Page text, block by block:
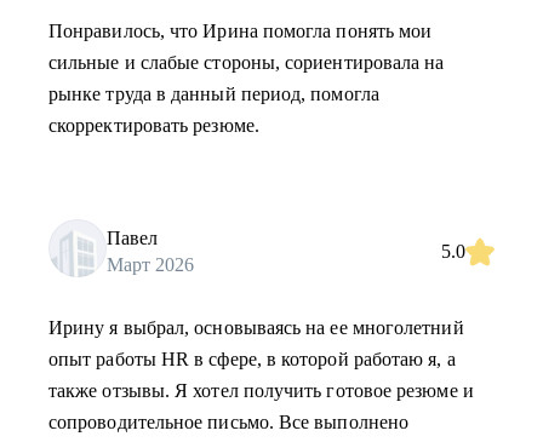
Понравилось, что Ирина помогла понять мои
сильные и слабые стороны, сориентировала на
рынке труда в данный период, помогла
скорректировать резюме.
Павел
Март 2026
5.0
Ирину я выбрал, основываясь на ее многолетний
опыт работы HR в сфере, в которой работаю я, а
также отзывы. Я хотел получить готовое резюме и
сопроводительное письмо. Все выполнено